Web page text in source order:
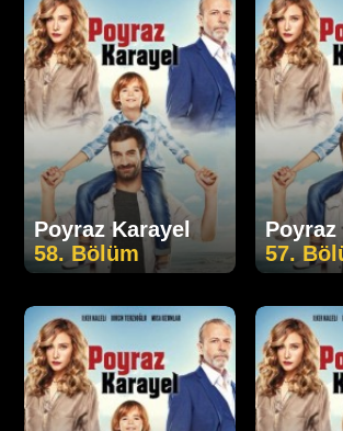
Poyraz Karayel
58. Bölüm
57.